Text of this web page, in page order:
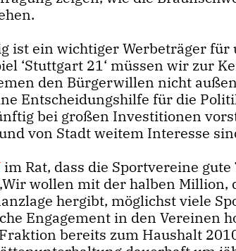
ist ein wichtiger Werbeträger für
‘Stuttgart 21‘ müssen wir zur
den Bürgerwillen nicht
Entscheidungshilfe für die
bei großen Investitionen
von Stadt weitem Interesse
im Rat, dass die Sportvereine
wollen mit der halben
hergibt, möglichst viele
Engagement in den Vereinen
bereits zum Haushalt